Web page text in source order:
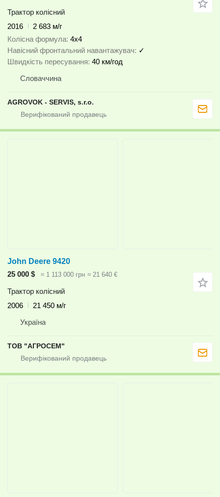
Трактор колісний
2016
2 683 м/г
Колісна формула 4x4
Навісний фронтальний навантажувач
✓
Швидкість пересування 40 км/год
Словаччина
AGROVOK - SERVIS, s.r.o.
John Deere 9420
25 000 $
≈ 1 113 000 грн ≈ 21 640 €
Трактор колісний
2006
21 450 м/г
Україна
ТОВ "АГРОСЕМ"